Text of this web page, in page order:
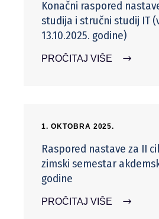
Konačni raspored
studija i stručni studij IT
13.10.2025. godine)
PROČITAJ VIŠE
1. OKTOBRA 2025.
Raspored nastave za II
zimski semestar
godine
PROČITAJ VIŠE